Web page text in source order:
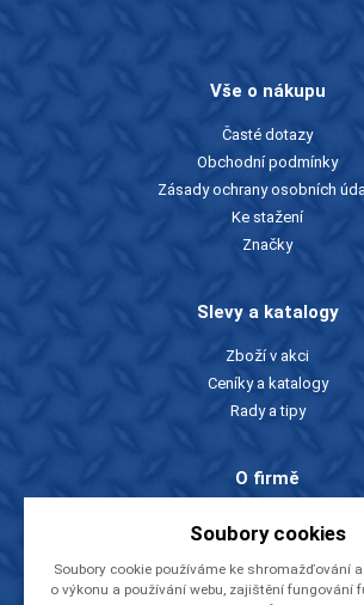
Vše o nákupu
Časté dotazy
Obchodní podmínky
Zásady ochrany osobních
Ke stažení
Značky
Slevy a katalogy
Zboží v akci
Ceníky a katalogy
Rady a tipy
O firmě
Kontakty
Videa
Soubory cookies
Soubory cookie používáme ke shromažďování
o výkonu a používání webu, zajištění fungování